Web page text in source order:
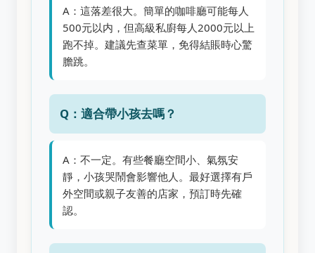
A：這落差很大。簡單的咖啡廳可能每人
500元以内，但高級私廚每人2000元以上
跑不掉。建議先查菜單，免得結賬時心驚
膽跳。
Q：適合帶小孩去嗎？
A：不一定。有些餐廳空間小、氣氛安
靜，小孩哭鬧會影響他人。最好選擇有戶
外空間或親子友善的店家，預訂時先確
認。